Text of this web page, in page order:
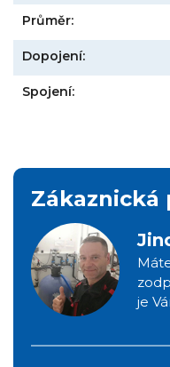
Průměr:
Dopojení:
Spojení:
Zákaznická
je